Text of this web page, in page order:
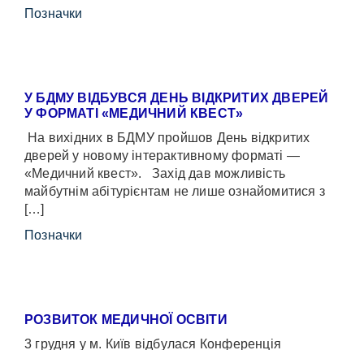
Позначки
У БДМУ ВІДБУВСЯ ДЕНЬ ВІДКРИТИХ ДВЕРЕЙ
У ФОРМАТІ «МЕДИЧНИЙ КВЕСТ»
На вихідних в БДМУ пройшов День відкритих
дверей у новому інтерактивному форматі —
«Медичний квест». Захід дав можливість
майбутнім абітурієнтам не лише ознайомитися з
[…]
Позначки
РОЗВИТОК МЕДИЧНОЇ ОСВІТИ
3 грудня у м. Київ відбулася Конференція